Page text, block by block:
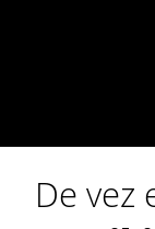
De vez